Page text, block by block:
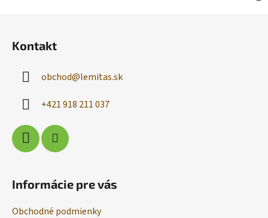
Kontakt
obchod@lemitas.sk
+421 918 211 037
Informácie pre vás
Obchodné podmienky